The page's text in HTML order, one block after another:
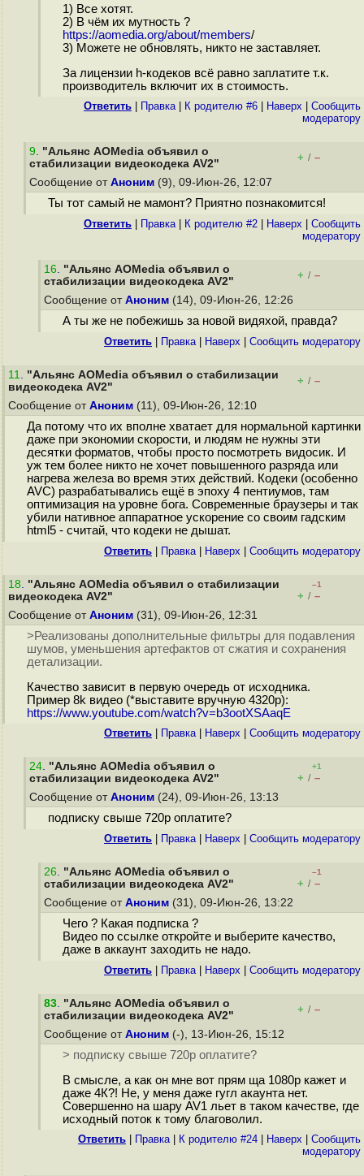
1) Все хотят.
2) В чём их мутность ?
https://aomedia.org/about/members/
3) Можете не обновлять, никто не заставляет.
За лицензии h-кодеков всё равно заплатите т.к.
производитель включит их в стоимость.
Ответить Правка| К родителю #6 Наверх
Cообщить
модератору
9. "Альянс AOMedia объявил о
стабилизации видеокодека AV2"
+ / –
Сообщение от Аноним (9), 09-Июн-26, 12:07
Ты тот самый не мамонт? Приятно познакомится!
Ответить Правка| К родителю #2 Наверх
Cообщить
модератору
16. "Альянс AOMedia объявил о
стабилизации видеокодека AV2"
+ / –
Сообщение от Аноним (14), 09-Июн-26, 12:26
А ты же не побежишь за новой видяхой, правда?
Ответить Правка| Наверх Cообщить модератору
11. "Альянс AOMedia объявил о стабилизации
видеокодека AV2"
+ / –
Сообщение от Аноним (11), 09-Июн-26, 12:10
Да потому что их вполне хватает для нормальной картинки
даже при экономии скорости, и людям не нужны эти
десятки форматов, чтобы просто посмотреть видосик. И
уж тем более никто не хочет повышенного разряда или
нагрева железа во время этих действий. Кодеки (особенно
AVC) разрабатывались ещё в эпоху 4 пентиумов, там
оптимизация на уровне бога. Современные браузеры и так
убили нативное аппаратное ускорение со своим гадским
html5 - считай, что кодеки не дышат.
Ответить Правка| Наверх Cообщить модератору
18. "Альянс AOMedia объявил о стабилизации
видеокодека AV2"
–1
+ / –
Сообщение от Аноним (31), 09-Июн-26, 12:31
>Реализованы дополнительные фильтры для подавления
шумов, уменьшения артефактов от сжатия и сохранения
детализации.
Качество зависит в первую очередь от исходника.
Пример 8k видео (*выставите вручную 4320p):
https://www.youtube.com/watch?v=b3ootXSAaqE
Ответить Правка| Наверх Cообщить модератору
24. "Альянс AOMedia объявил о
стабилизации видеокодека AV2"
+1
+ / –
Сообщение от Аноним (24), 09-Июн-26, 13:13
подписку свыше 720р оплатите?
Ответить Правка| Наверх Cообщить модератору
26. "Альянс AOMedia объявил о
стабилизации видеокодека AV2"
–1
+ / –
Сообщение от Аноним (31), 09-Июн-26, 13:22
Чего ? Какая подписка ?
Видео по ссылке откройте и выберите качество,
даже в аккаунт заходить не надо.
Ответить Правка| Наверх Cообщить модератору
83. "Альянс AOMedia объявил о
стабилизации видеокодека AV2"
+ / –
Сообщение от Аноним (-), 13-Июн-26, 15:12
> подписку свыше 720р оплатите?
В смысле, а как он мне вот прям ща 1080p кажет и
даже 4К?! Не, у меня даже гугл акаунта нет.
Совершенно на шару AV1 льет в таком качестве, где
исходный поток к тому благоволил.
Ответить Правка| К родителю #24 Наверх
Cообщить
модератору